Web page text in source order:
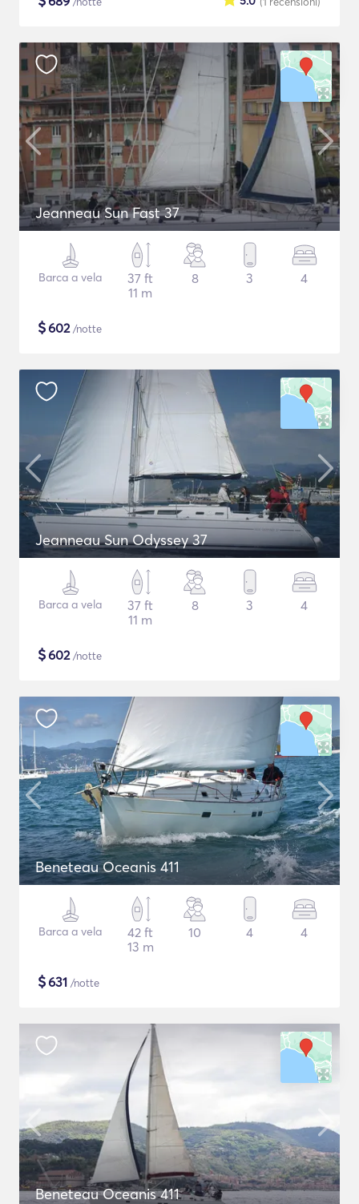
Jeanneau Sun Fast 37
Barca a vela
37 ft
11 m
8 3 4
$602/notte
Jeanneau Sun Odyssey 37
Barca a vela
37 ft
11 m
8 3 4
$602/notte
Beneteau Oceanis 411
Barca a vela
42 ft
13 m
10 4 4
$631 /notte
Beneteau Oceanis 411